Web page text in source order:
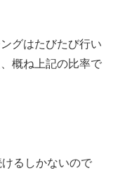
グはたびたび行い
概ね上記の比率で
るしかないので